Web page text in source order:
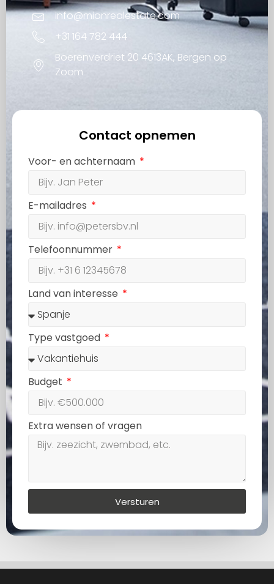
info@mionrealestate.com
+31 164 782 444
Boerenverdriet 20 4613AK, Bergen op
Zoom
Contact opnemen
Voor- en achternaam
E-mailadres
Telefoonnummer
Land van interesse
Type vastgoed
Budget
Extra wensen of vragen
Versturen